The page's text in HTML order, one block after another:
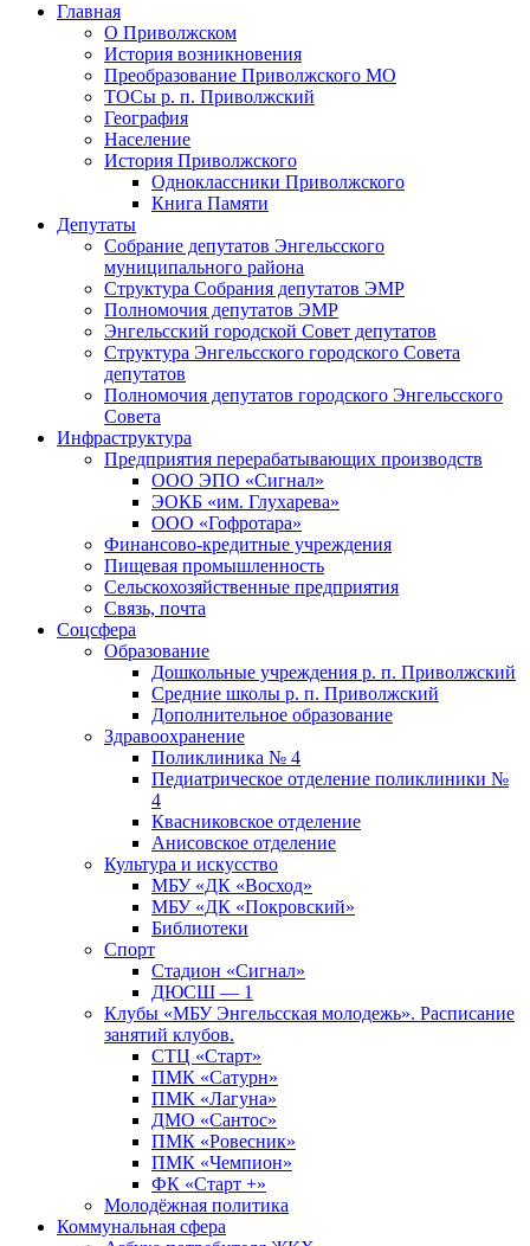
Главная
О Приволжском
История возникновения
Преобразование Приволжского МО
ТОСы р. п. Приволжский
География
Население
История Приволжского
Одноклассники Приволжского
Книга Памяти
Депутаты
Собрание депутатов Энгельсского
муниципального района
Структура Собрания депутатов ЭМР
Полномочия депутатов ЭМР
Энгельсский городской Совет депутатов
Структура Энгельсского городского Совета
депутатов
Полномочия депутатов городского Энгельсского
Совета
Инфраструктура
Предприятия перерабатывающих производств
ООО ЭПО «Сигнал»
ЭОКБ «им. Глухарева»
ООО «Гофротара»
Финансово-кредитные учреждения
Пищевая промышленность
Сельскохозяйственные предприятия
Связь, почта
Соцсфера
Образование
Дошкольные учреждения р. п. Приволжский
Средние школы р. п. Приволжский
Дополнительное образование
Здравоохранение
Поликлиника № 4
Педиатрическое отделение поликлиники №
4
Квасниковское отделение
Анисовское отделение
Культура и искусство
МБУ «ДК «Восход»
МБУ «ДК «Покровский»
Библиотеки
Спорт
Стадион «Сигнал»
ДЮСШ — 1
Клубы «МБУ Энгельсская молодежь». Расписание
занятий клубов.
СТЦ «Старт»
ПМК «Сатурн»
ПМК «Лагуна»
ДМО «Сантос»
ПМК «Ровесник»
ПМК «Чемпион»
ФК «Старт +»
Молодёжная политика
Коммунальная сфера